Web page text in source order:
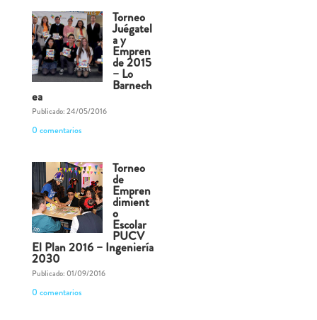
Torneo
Juégatel
a y
Empren
de 2015
– Lo
Barnech
ea
Publicado: 24/05/2016
0 comentarios
Torneo
de
Empren
dimient
o
Escolar
PUCV
El Plan 2016 – Ingeniería
2030
Publicado: 01/09/2016
0 comentarios